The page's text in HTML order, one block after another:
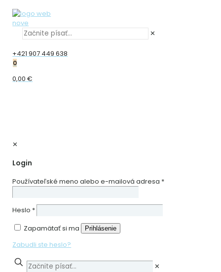
✕
+421 907 449 638
0
0,00 €
✕
Login
Používateľské meno alebo e-mailová adresa *
Heslo *
Zapamätať si ma
Prihlásenie
Zabudli ste heslo?
✕